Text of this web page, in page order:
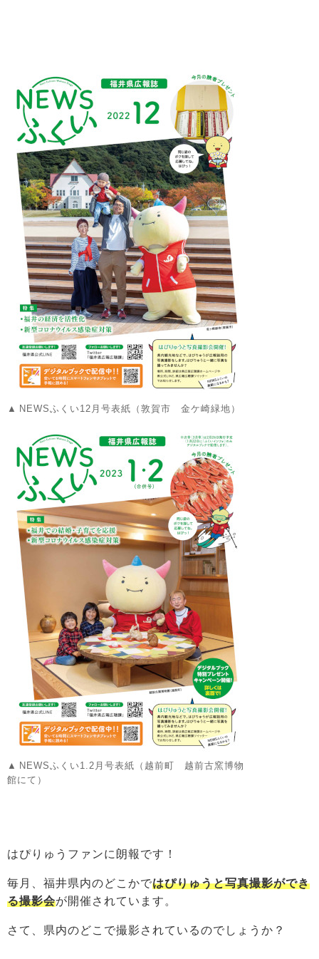
NEWSふくい12月号表紙（敦賀市 金ケ崎緑地）
NEWSふくい1.2月号表紙（越前町 越前古窯博物
館にて）
はぴりゅうファンに朗報です！
毎月、福井県内のどこかではぴりゅうと写真撮影ができ
る撮影会が開催されています。
さて、県内のどこで撮影されているのでしょうか？